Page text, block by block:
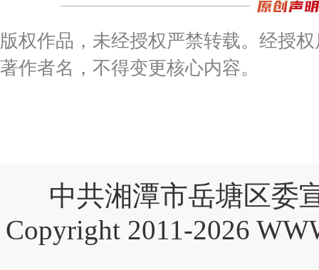
版权作品，未经授权严禁转载。经授
著作者名，不得变更核心内容。
中共湘潭市岳塘区委
Copyright 2011-2026